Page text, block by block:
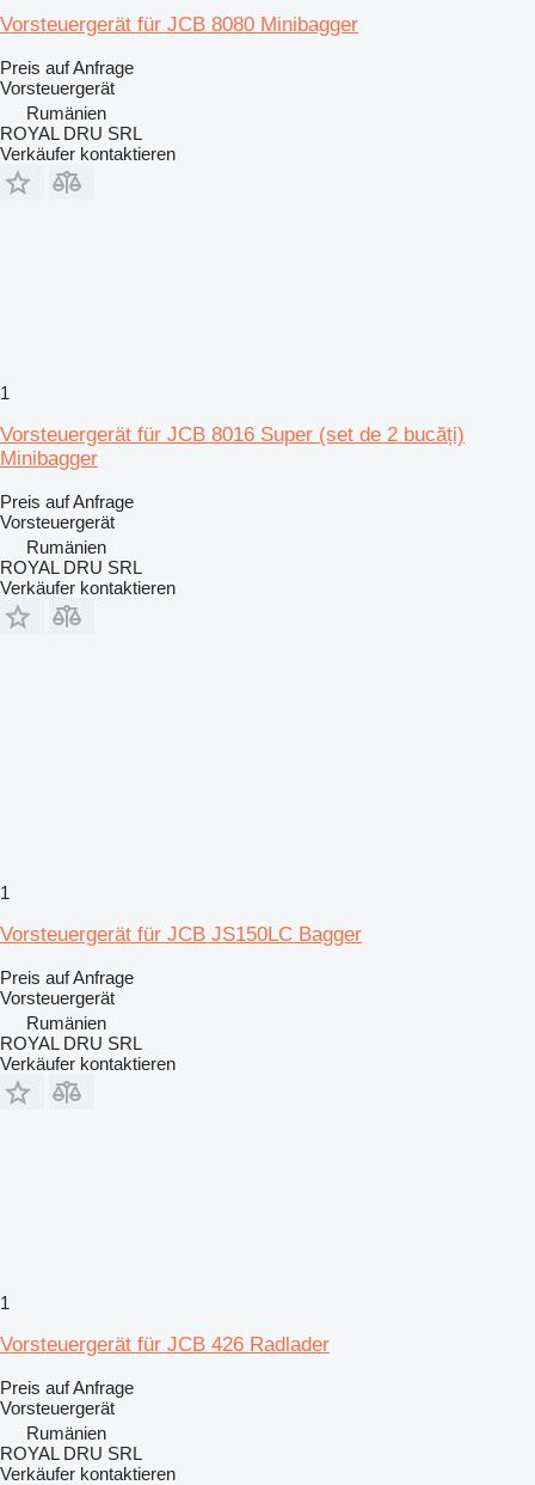
Vorsteuergerät für JCB 8080 Minibagger
Preis auf Anfrage
Vorsteuergerät
Rumänien
ROYAL DRU SRL
Verkäufer kontaktieren
1
Vorsteuergerät für JCB 8016 Super (set de 2 bucăți)
Minibagger
Preis auf Anfrage
Vorsteuergerät
Rumänien
ROYAL DRU SRL
Verkäufer kontaktieren
1
Vorsteuergerät für JCB JS150LC Bagger
Preis auf Anfrage
Vorsteuergerät
Rumänien
ROYAL DRU SRL
Verkäufer kontaktieren
1
Vorsteuergerät für JCB 426 Radlader
Preis auf Anfrage
Vorsteuergerät
Rumänien
ROYAL DRU SRL
Verkäufer kontaktieren